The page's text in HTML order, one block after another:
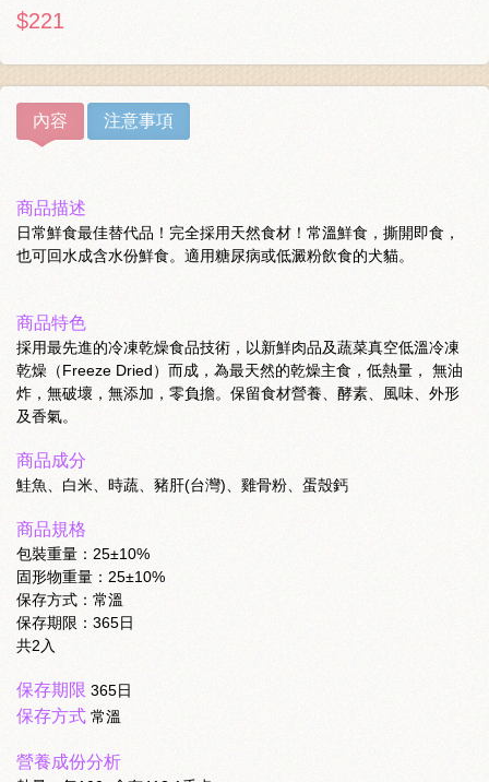
$221
內容 注意事項
商品描述
日常鮮食最佳替代品！完全採用天然食材！常溫鮮食，撕開即食，
也可回水成含水份鮮食。適用糖尿病或低澱粉飲食的犬貓。
商品特色
採用最先進的冷凍乾燥食品技術，以新鮮肉品及蔬菜真空低溫冷凍
乾燥（Freeze Dried）而成，為最天然的乾燥主食，低熱量， 無油
炸，無破壞，無添加，零負擔。保留食材營養、酵素、風味、外形
及香氣。
商品成分
鮭魚、白米、時蔬、豬肝(台灣)、雞骨粉、蛋殼鈣
商品規格
包裝重量：25±10%
固形物重量：25±10%
保存方式：常溫
保存期限：365日
共2入
保存期限 365日
保存方式 常溫
營養成份分析